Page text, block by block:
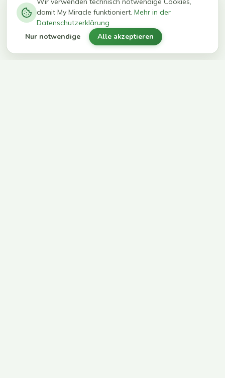
kg in 12
Wochen
erreichen
ihr Ziel
damit My Miracle funktioniert. Mehr in der
Datenschutzerklärung
Nur notwendige Alle akzeptieren